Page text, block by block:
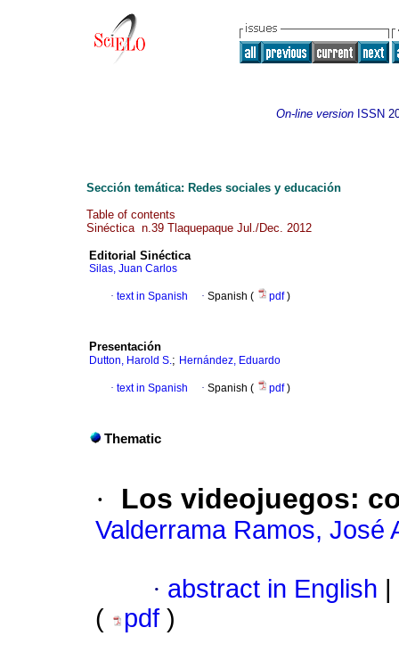
On-line version ISSN
Sección temática: Redes sociales y educación
Table of contents
Sinéctica n.39 Tlaquepaque Jul./Dec. 2012
Editorial Sinéctica
Silas, Juan Carlos
· text in Spanish · Spanish ( pdf)
Presentación
Dutton, Harold S.; Hernández, Eduardo
· text in Spanish · Spanish ( pdf)
Thematic
· Los videojuegos:
Valderrama Ramos, José
· abstract in English
(
pdf )